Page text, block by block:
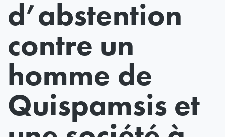
d’abstention
contre un
homme de
Quispamsis et